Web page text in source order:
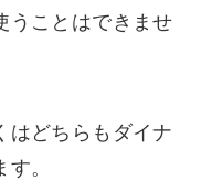
うことはできませ
はどちらもダイナ
。